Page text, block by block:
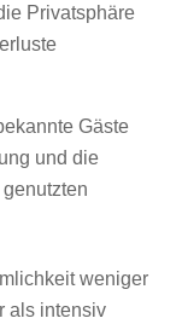
Privatsphäre
Gäste
und die
weniger
als intensiv